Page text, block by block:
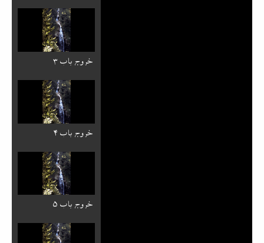
خروج باب ۳
خروج باب ۴
خروج باب ۵